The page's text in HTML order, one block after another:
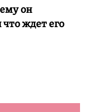
он
ждет его